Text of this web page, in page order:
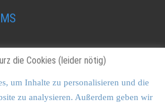
die Cookies (leider nötig)
um Inhalte zu personalisieren und die
zu analysieren. Außerdem geben wir